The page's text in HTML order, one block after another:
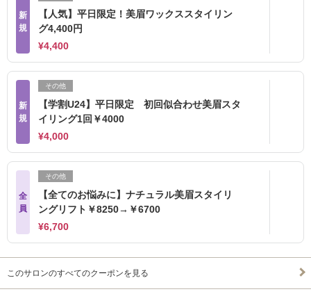
新
規
【人気】平日限定！美眉ワックススタイリン
グ4,400円
¥4,400
新
規
その他
【学割U24】平日限定 初回似合わせ美眉スタ
イリング1回￥4000
¥4,000
全
員
その他
【全てのお悩みに】ナチュラル美眉スタイリ
ングリフト￥8250→￥6700
¥6,700
このサロンのすべてのクーポンを見る